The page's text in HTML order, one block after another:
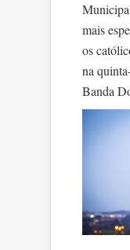
mais
os
na
Banda